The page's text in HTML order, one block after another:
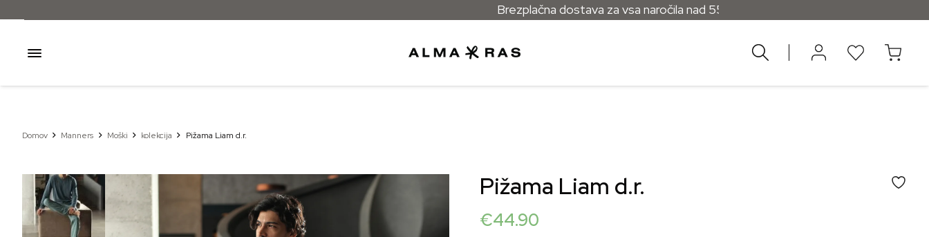
Brezplačna dostava za vsa naročila nad 55 €
Domov Manners Moški kolekcija Pižama Liam d.r.
Pižama Liam d.r.
€44.90